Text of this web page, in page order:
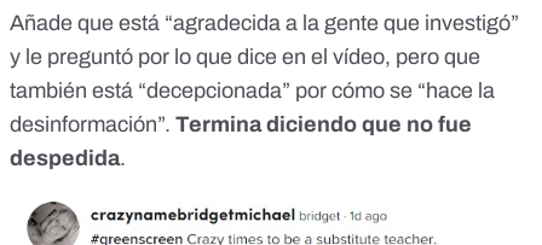
Añade que está “agradecida a la gente que investigó”
y le preguntó por lo que dice en el vídeo, pero que
también está “decepcionada” por cómo se “hace la
desinformación”. Termina diciendo que no fue
despedida.